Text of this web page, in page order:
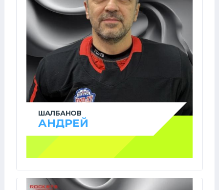
ШАЛБАНОВ
АНДРЕЙ